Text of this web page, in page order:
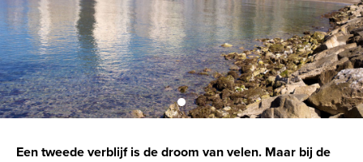
Een tweede verblijf is de droom van velen. Maar bij de